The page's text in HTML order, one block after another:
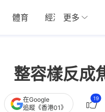
體育 經濟 01深圳
更多
整容樣反成
在Google
追蹤《香港01》
19